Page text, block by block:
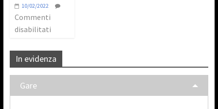
10/02/2022
Commenti
disabilitati
In evidenza
Gare